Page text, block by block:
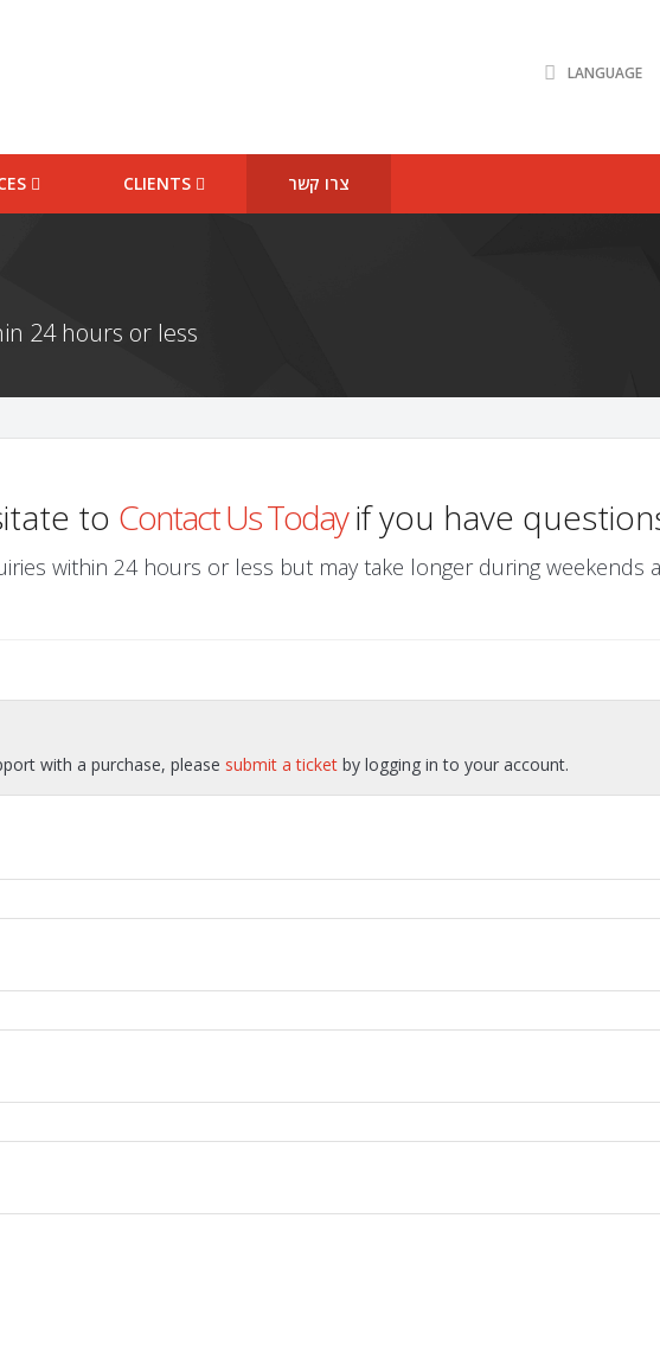
LANGUAGE
CLIENTS צרו קשר
24 hours or less
to Contact Us Todayif you have
within 24 hours or less but may take longer during weekends
with a purchase, please submit a ticket by logging in to your account.